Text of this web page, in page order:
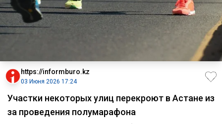
https://informburo.kz
03 Июня 2026 17:24
Участки некоторых улиц перекроют в Астане из
за проведения полумарафона